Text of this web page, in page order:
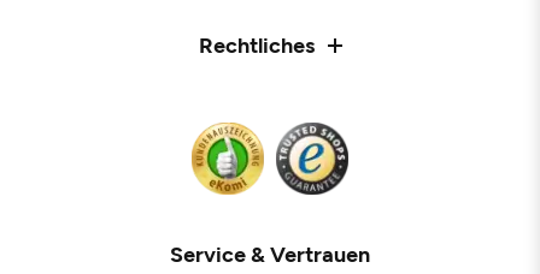
Rechtliches
Service & Vertrauen